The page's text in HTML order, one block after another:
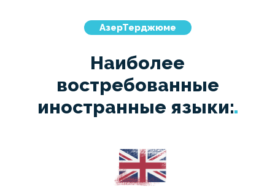
АзерТерджюме
Наиболее
востребованные
иностранные языки: